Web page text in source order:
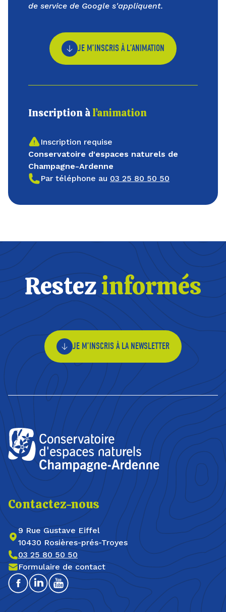
de service de Google s'appliquent.
JE M’INSCRIS À L’ANIMATION
Inscription àl’animation
Inscription requise
Conservatoire d'espaces naturels de
Champagne-Ardenne
Par téléphone au 03 25 80 50 50
Restezinformés
JE M’INSCRIS À LA NEWSLETTER
Contactez-nous
9 Rue Gustave Eiffel
10430 Rosières-prés-Troyes
03 25 80 50 50
Formulaire de contact
FacebookLinkedinYoutube